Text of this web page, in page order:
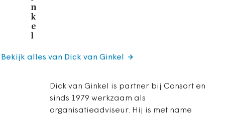
n
k
e
l
Dick van Ginkel is partner bij Consort en
sinds 1979 werkzaam als
organisatieadviseur. Hij is met name
Bekijk alles van Dick van Ginkel